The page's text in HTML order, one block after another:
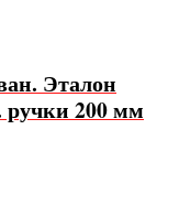
Эталон
ручки 200 мм